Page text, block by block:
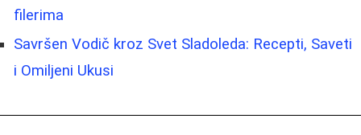
filerima
Savršen Vodič kroz Svet Sladoleda: Recepti, Saveti
i Omiljeni Ukusi